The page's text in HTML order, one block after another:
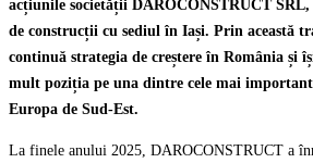
acțiunile societății DAROCONSTRUCT SRL,
de construcții cu sediul în Iași. Prin această
continuă strategia de creștere în România și
mult poziția pe una dintre cele mai
Europa de Sud-Est.
La finele anului 2025, DAROCONSTRUCT a